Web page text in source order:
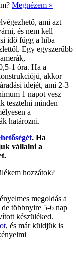
Megnézem »
ami azt
és nem kell
idő függ a hiba
Egy egyszerűbb
1 óra. Ha a
akkor
idejét, ami 2-3
1 napot vesz
tesztelni minden
a
határozni.
. Ha
vállalni a
hozzátok?
megoldás a
többnyire 5-6 nap
készüléked.
, és már küldjük is